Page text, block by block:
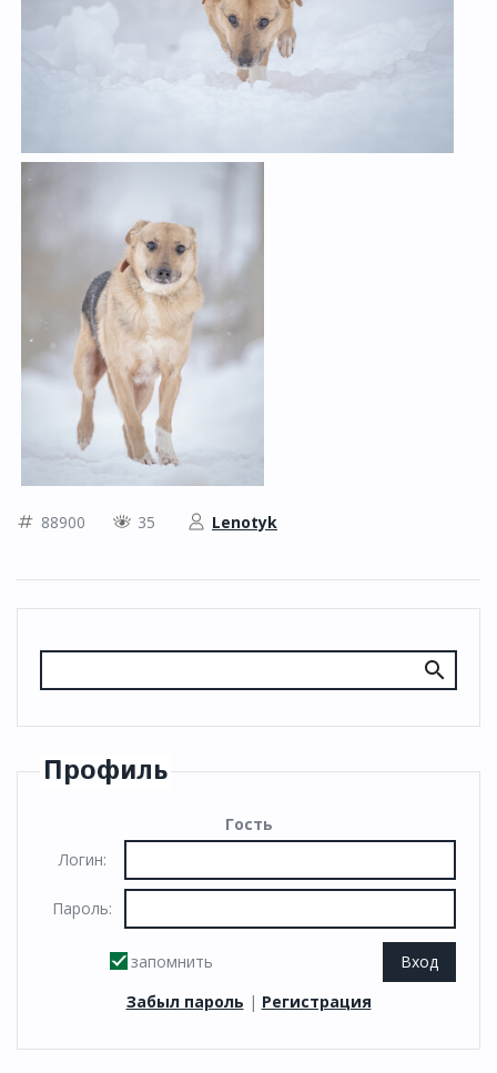
88900 35 Lenotyk
Профиль
Гость
Логин:
Пароль:
запомнить
Забыл пароль | Регистрация